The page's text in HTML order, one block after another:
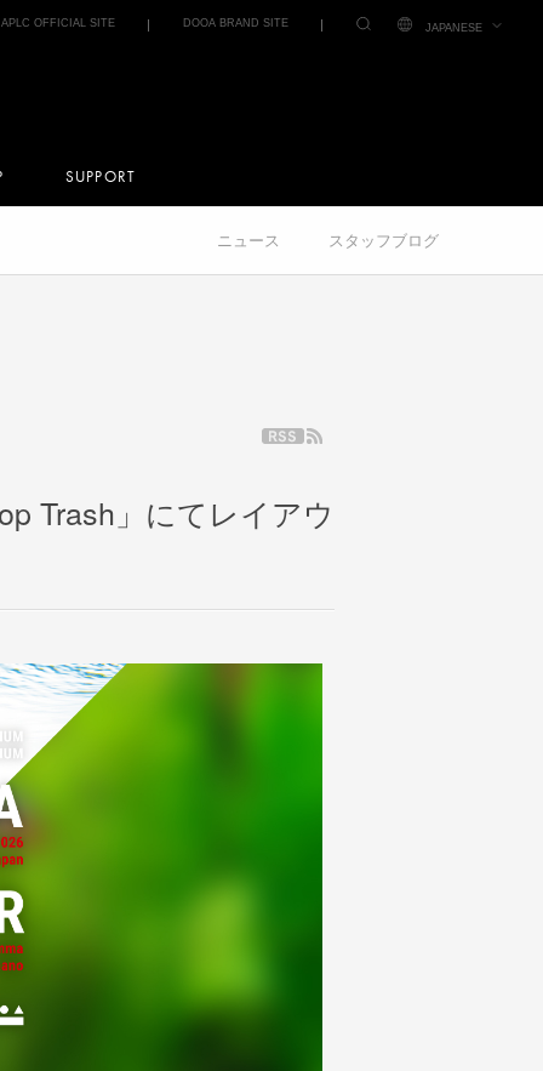
OFFICIAL SITE DOOA BRAND SITE JAPANESE
SUPPORT
ニュース スタッフブログ
Trash」にてレイアウ